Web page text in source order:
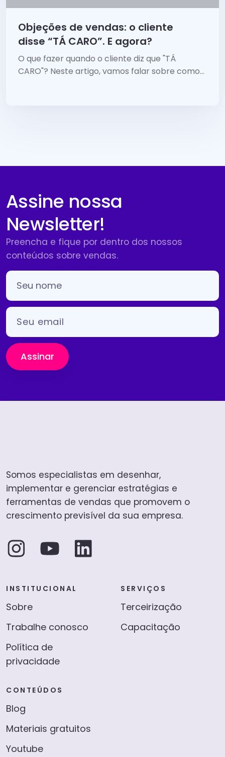
Objeções de vendas: o cliente
disse “TÁ CARO”. E agora?
O que fazer quando o cliente diz que "TÁ
CARO"? Neste artigo, vamos falar sobre como...
Assine nossa
Newsletter!
Preencha e fique por dentro dos nossos
conteúdos sobre vendas.
Assinar
Somos especialistas em desenhar,
implementar e gerenciar estratégias e
ferramentas de vendas que promovem o
crescimento previsível da sua empresa.
INSTITUCIONAL
Sobre
Trabalhe conosco
Política de
privacidade
SERVIÇOS
Terceirização
Capacitação
CONTEÚDOS
Blog
Materiais gratuitos
Youtube